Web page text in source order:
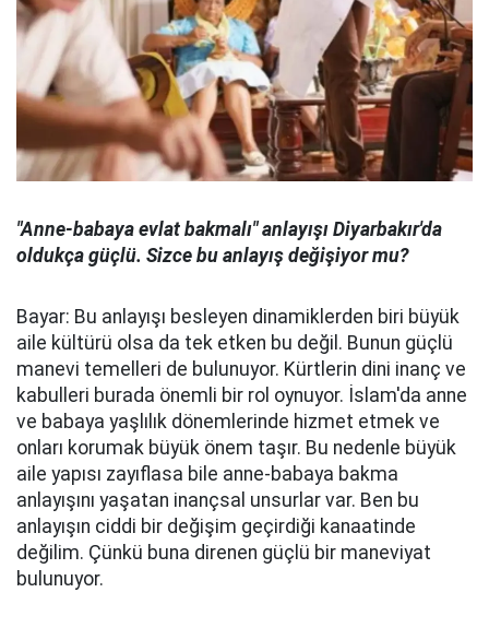
"Anne-babaya evlat bakmalı" anlayışı Diyarbakır'da
oldukça güçlü. Sizce bu anlayış değişiyor mu?
Bayar: Bu anlayışı besleyen dinamiklerden biri büyük
aile kültürü olsa da tek etken bu değil. Bunun güçlü
manevi temelleri de bulunuyor. Kürtlerin dini inanç ve
kabulleri burada önemli bir rol oynuyor. İslam'da anne
ve babaya yaşlılık dönemlerinde hizmet etmek ve
onları korumak büyük önem taşır. Bu nedenle büyük
aile yapısı zayıflasa bile anne-babaya bakma
anlayışını yaşatan inançsal unsurlar var. Ben bu
anlayışın ciddi bir değişim geçirdiği kanaatinde
değilim. Çünkü buna direnen güçlü bir maneviyat
bulunuyor.